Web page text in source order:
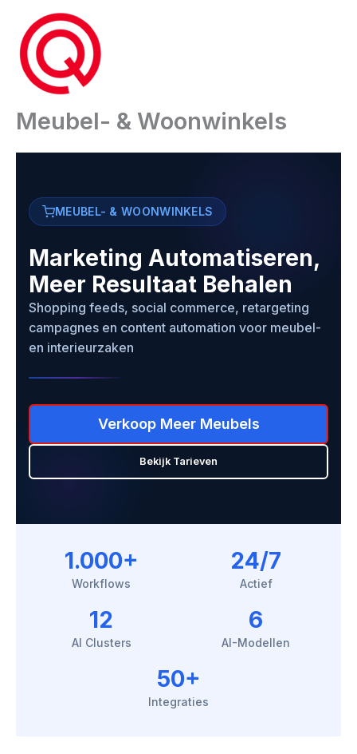
inhoud
Meubel- & Woonwinkels
MEUBEL- & WOONWINKELS
Marketing Automatiseren,
Meer Resultaat Behalen
Shopping feeds, social commerce, retargeting
campagnes en content automation voor meubel-
en interieurzaken
Verkoop Meer Meubels
Bekijk Tarieven
1.000+
Workflows
24/7
Actief
12
AI Clusters
6
AI-Modellen
50+
Integraties